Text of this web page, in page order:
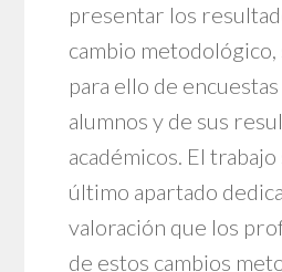
presentar los
cambio
para ello de
alumnos y de sus
académicos. El
último apartado
valoración que los
de estos cambios